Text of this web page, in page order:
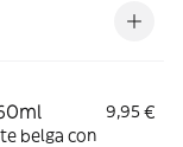
9,95 €
belga con